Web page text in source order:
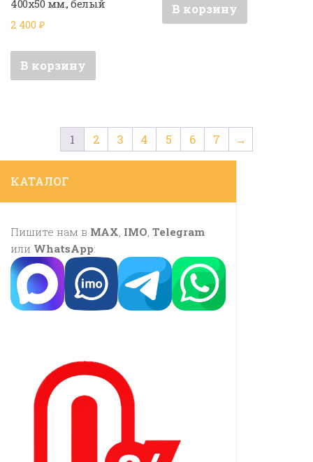
400х50 мм., белый
2 400 ₽
В корзину
В корзину
1 2 3 4 5 6 7 →
КАТАЛОГ
Пишите нам в MAX IMO Telegram
или WhatsApp: